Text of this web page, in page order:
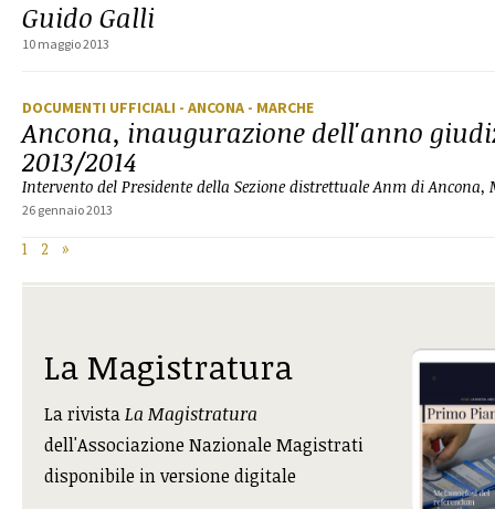
Guido Galli
10 maggio 2013
DOCUMENTI UFFICIALI - ANCONA - MARCHE
Ancona, inaugurazione dell'anno
2013/2014
Intervento del Presidente della Sezione distrettuale Anm di
26 gennaio 2013
1 2 »
La Magistratura
La rivistaLa Magistratura
dell'Associazione Nazionale Magistrati
disponibile in versione digitale